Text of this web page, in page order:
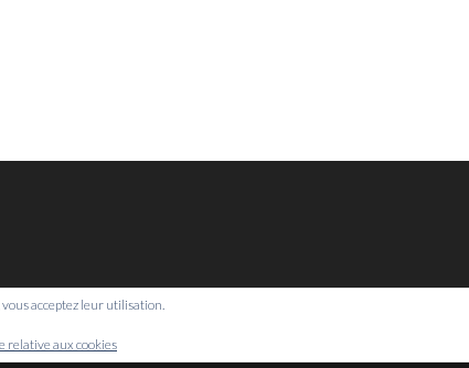
acceptez leur utilisation.
relative aux cookies